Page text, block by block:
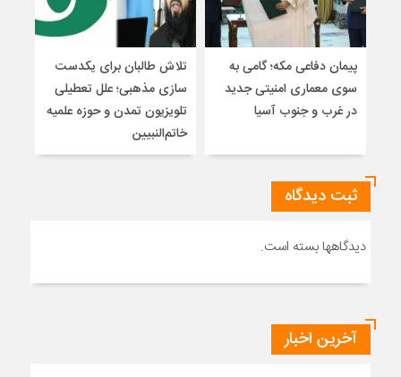
پیمان دفاعی مکه؛ گامی به
سوی معماری امنیتی جدید
در غرب و جنوب آسیا
تلاش طالبان برای یکدست
سازی مذهبی؛ علل تعطیلی
تلویزیون تمدن و حوزه علمیه
خاتم‌النبیین
ثبت دیدگاه
دیدگاهها بسته است.
آخرین اخبار